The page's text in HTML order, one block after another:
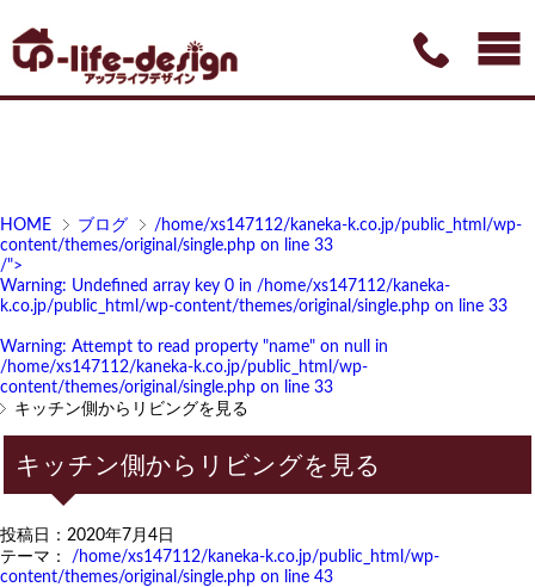
HOME ブログ
/home/xs147112/kaneka-k.co.jp/public_html/wp-
content/themes/original/single.php on line 33
/">
Warning: Undefined array key 0 in /home/xs147112/kaneka-
k.co.jp/public_html/wp-content/themes/original/single.php on line 33
Warning: Attempt to read property "name" on null in
/home/xs147112/kaneka-k.co.jp/public_html/wp-
content/themes/original/single.php on line 33
キッチン側からリビングを見る
キッチン側からリビングを見る
投稿日：2020年7月4日
テーマ： /home/xs147112/kaneka-k.co.jp/public_html/wp-
content/themes/original/single.php on line 43